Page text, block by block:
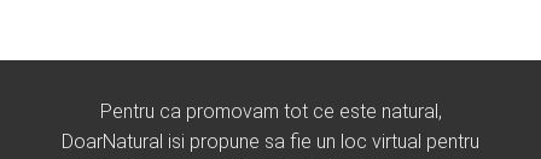
Pentru ca promovam tot ce este natural,
DoarNatural isi propune sa fie un loc virtual pentru